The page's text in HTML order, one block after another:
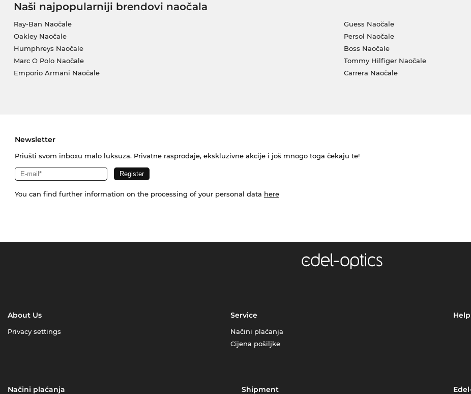
Naši najpopularniji brendovi naočala
Ray-Ban Naočale
Oakley Naočale
Humphreys Naočale
Marc O Polo Naočale
Emporio Armani Naočale
Guess Naočale
Persol Naočale
Boss Naočale
Tommy Hilfiger Naočale
Carrera Naočale
Newsletter
Priušti svom inboxu malo luksuza. Privatne rasprodaje, ekskluzivne akcije i još mnogo toga čekaju te!
You can find further information on the processing of your personal data here
About Us
Privacy settings
Service
Načini plaćanja
Cijena pošiljke
Help
Načini plaćanja Shipment